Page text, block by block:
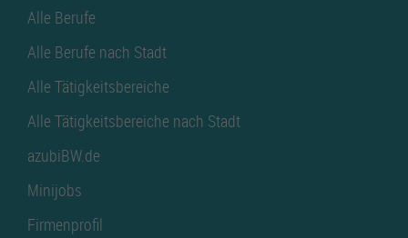
Alle Berufe
Alle Berufe nach Stadt
Alle Tätigkeitsbereiche
Alle Tätigkeitsbereiche nach Stadt
azubiBW.de
Minijobs
Firmenprofil